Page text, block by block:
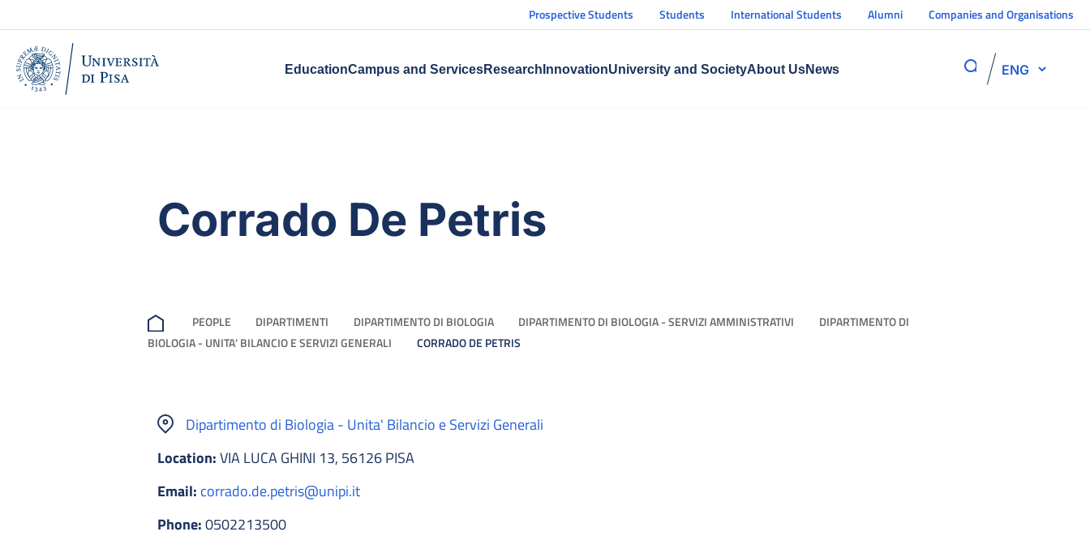
Prospective Students Students International Students Alumni Companies and Organisations
EducationCampus and ServicesResearch InnovationUniversity and SocietyAbout UsNews ENG
Corrado De Petris
PEOPLE DIPARTIMENTI DIPARTIMENTO DI BIOLOGIA DIPARTIMENTO DI BIOLOGIA - SERVIZI AMMINISTRATIVI
DIPARTIMENTO DI
BIOLOGIA - UNITA' BILANCIO E SERVIZI GENERALI
CORRADO DE PETRIS
Dipartimento di Biologia - Unita' Bilancio e Servizi Generali
Location:VIA LUCA GHINI 13, 56126 PISA
Email: corrado.de.petris@unipi.it
Phone:0502213500